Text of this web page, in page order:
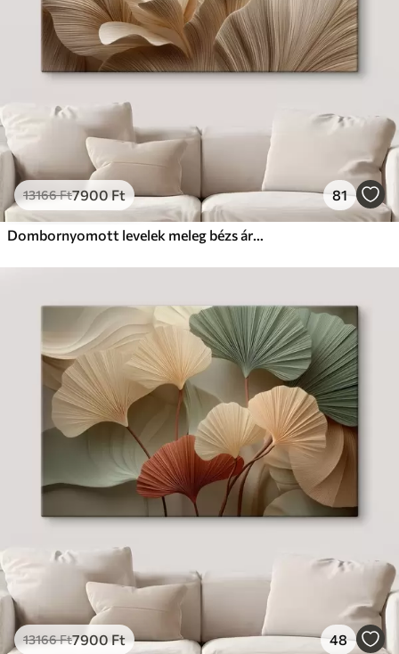
13166Ft7900 Ft 81
Dombornyomott levelek meleg bézs árnyalatokban
13166Ft7900Ft 48